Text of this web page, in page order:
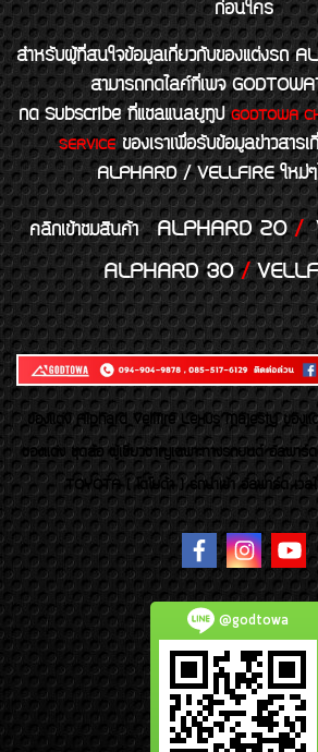
ก่อนใคร
สำหรับผู้ที่สนใจข้อมูลเกี่ยวกับของแต่งรถ
สามารถกดไลค์ที่เพจ
กด Subscribe ที่แชลแนลยูทูปGODTOWA
SERVICEของเราเพื่อรับข้อมูลข่าวสาร
ALPHARD / VELLFIRE ใหม่
คลิกเข้าชมสินค้า ALPHARD 20/
ALPHARD 30/
ของเเต่ง Alphard Vellfire Lexus Majesty ของเเ
ของแต่ง ชุดล้อ ผู้เชี่ยวชาญเฉพาะทางรถยนต์ อัลพาร์ด
TOYOTA ( โตโยต้า ) รถนำเข้า อัลพาร์ด เว
@godtowa